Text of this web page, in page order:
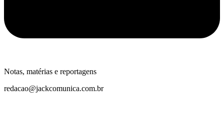
Notas, matérias e reportagens
redacao@jackcomunica.com.br